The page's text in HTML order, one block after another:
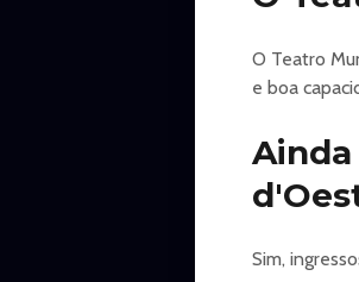
dos
E para
Garanta já
https://
O Teatro
e boa
Sim,